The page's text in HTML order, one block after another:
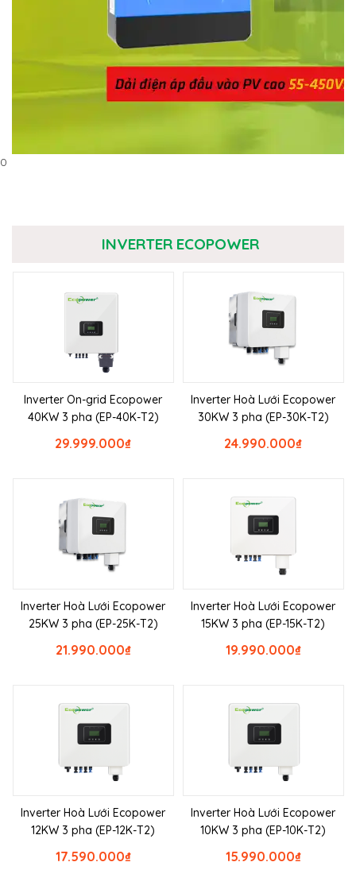
0
INVERTER ECOPOWER
Inverter On-grid Ecopower
40KW 3 pha (EP-40K-T2)
₫
29.999.000
Inverter Hoà Lưới Ecopower
30KW 3 pha (EP-30K-T2)
₫
24.990.000
Inverter Hoà Lưới Ecopower
25KW 3 pha (EP-25K-T2)
₫
21.990.000
Inverter Hoà Lưới Ecopower
15KW 3 pha (EP-15K-T2)
₫
19.990.000
Inverter Hoà Lưới Ecopower
12KW 3 pha (EP-12K-T2)
₫
17.590.000
Inverter Hoà Lưới Ecopower
10KW 3 pha (EP-10K-T2)
₫
15.990.000